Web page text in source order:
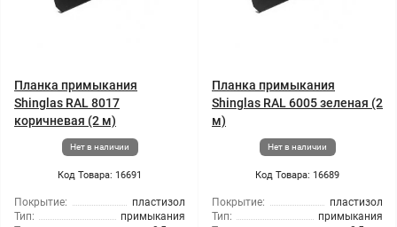
Планка примыкания
Shinglas RAL 8017
коричневая (2 м)
Нет в наличии
Код Товара: 16691
Покрытие:
пластизол
Тип:
примыкания
Планка примыкания
Shinglas RAL 6005 зеленая (2
м)
Нет в наличии
Код Товара: 16689
Покрытие:
пластизол
Тип:
примыкания